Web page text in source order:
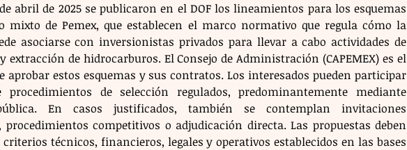
abril de 2025 se publicaron en el DOF los lineamientos para los esquemas
mixto de Pemex, que establecen el marco normativo que regula cómo la
asociarse con inversionistas privados para llevar a cabo actividades de
extracción de hidrocarburos. El Consejo de Administración (CAPEMEX) es el
aprobar estos esquemas y sus contratos. Los interesados pueden participar
de selección regulados, predominantemente mediante
En casos justificados, también se contemplan invitaciones
procedimientos competitivos o adjudicación directa. Las propuestas deben
técnicos, financieros, legales y operativos establecidos en las bases